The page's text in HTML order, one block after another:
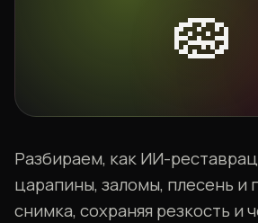
🧽
Разбираем, как ИИ-
царапины, заломы, плесень и
снимка, сохраняя резкость и